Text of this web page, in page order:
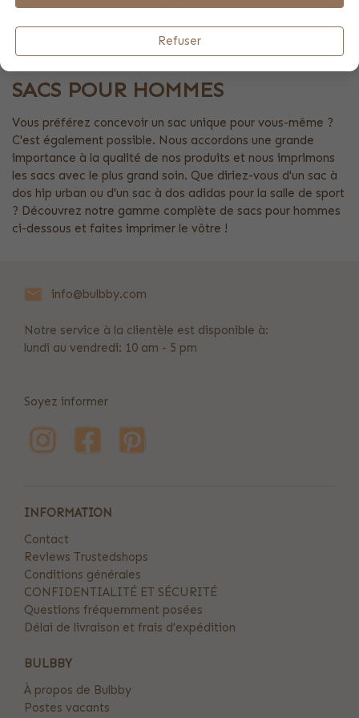
trouver un cadeau sympa. Vous concevez vos propres
articles uniques, nous fabriquons tous nos produits à la
SACS POUR HOMMES
Vous préférez concevoir un sac unique pour vous-même ?
C'est également possible. Nous accordons une grande
importance à la qualité de nos produits et nous imprimons
les sacs avec le plus grand soin. Que diriez-vous d'un sac à
dos hip urban ou d'un sac à dos adidas pour la salle de sport
? Découvrez notre gamme complète de sacs pour hommes
ci-dessous et faites imprimer le vôtre !
info@bulbby.com
Notre service à la clientèle est disponible à:
lundi au vendredi: 10 am - 5 pm
Soyez informer
INFORMATION
Contact
Reviews Trustedshops
Conditions générales
CONFIDENTIALITÉ ET SÉCURITÉ
Questions fréquemment posées
Délai de livraison et frais d'expédition
BULBBY
À propos de Bulbby
Postes vacants
Refuser